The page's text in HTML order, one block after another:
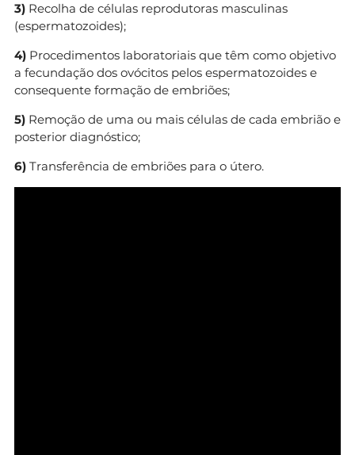
3) Recolha de células reprodutoras masculinas
(espermatozoides);
4) Procedimentos laboratoriais que têm como objetivo
a fecundação dos ovócitos pelos espermatozoides e
consequente formação de embriões;
5) Remoção de uma ou mais células de cada embrião e
posterior diagnóstico;
6) Transferência de embriões para o útero.